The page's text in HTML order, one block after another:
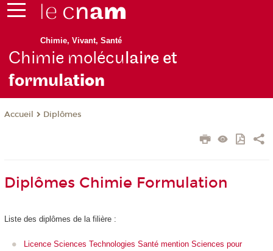
Chimie, Vivant, Santé
Chimie moléculaire et
formulation
Accueil Diplômes
Diplômes Chimie Formulation
Liste des diplômes de la filière :
Licence Sciences Technologies Santé mention Sciences pour